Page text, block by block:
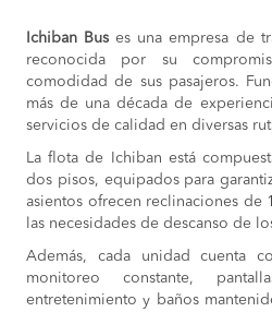
Ichiban Bus es una empresa de
reconocida por su
comodidad de sus pasajeros.
más de una década de
servicios de calidad en diversas
La flota de Ichiban está
dos pisos, equipados para
asientos ofrecen reclinaciones de
las necesidades de descanso de
Además, cada unidad cuenta
monitoreo constante,
entretenimiento y baños